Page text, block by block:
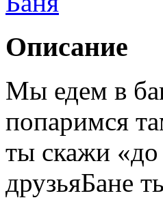
Описание
Мы едем в
попаримся
ты скажи
друзьяБане